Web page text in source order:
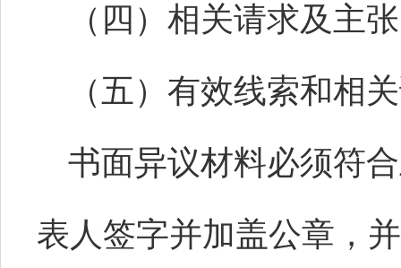
（四）相关请求及主
（五）有效线索和相
书面异议材料必须符
表人签字并加盖公章，